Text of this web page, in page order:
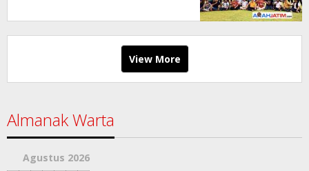
View More
Almanak Warta
Agustus 2026